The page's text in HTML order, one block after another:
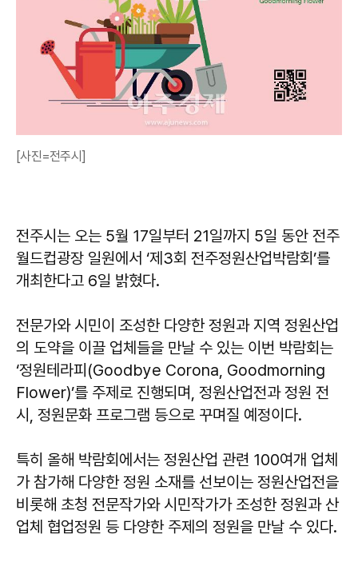
[사진=전주시]
전주시는 오는 5월 17일부터 21일까지 5일 동안 전주
월드컵광장 일원에서 ‘제3회 전주정원산업박람회’를
개최한다고 6일 밝혔다.
전문가와 시민이 조성한 다양한 정원과 지역 정원산업
의 도약을 이끌 업체들을 만날 수 있는 이번 박람회는
‘정원테라피(Goodbye Corona, Goodmorning
Flower)’를 주제로 진행되며, 정원산업전과 정원 전
시, 정원문화 프로그램 등으로 꾸며질 예정이다.
특히 올해 박람회에서는 정원산업 관련 100여개 업체
가 참가해 다양한 정원 소재를 선보이는 정원산업전을
비롯해 초청 전문작가와 시민작가가 조성한 정원과 산
업체 협업정원 등 다양한 주제의 정원을 만날 수 있다.